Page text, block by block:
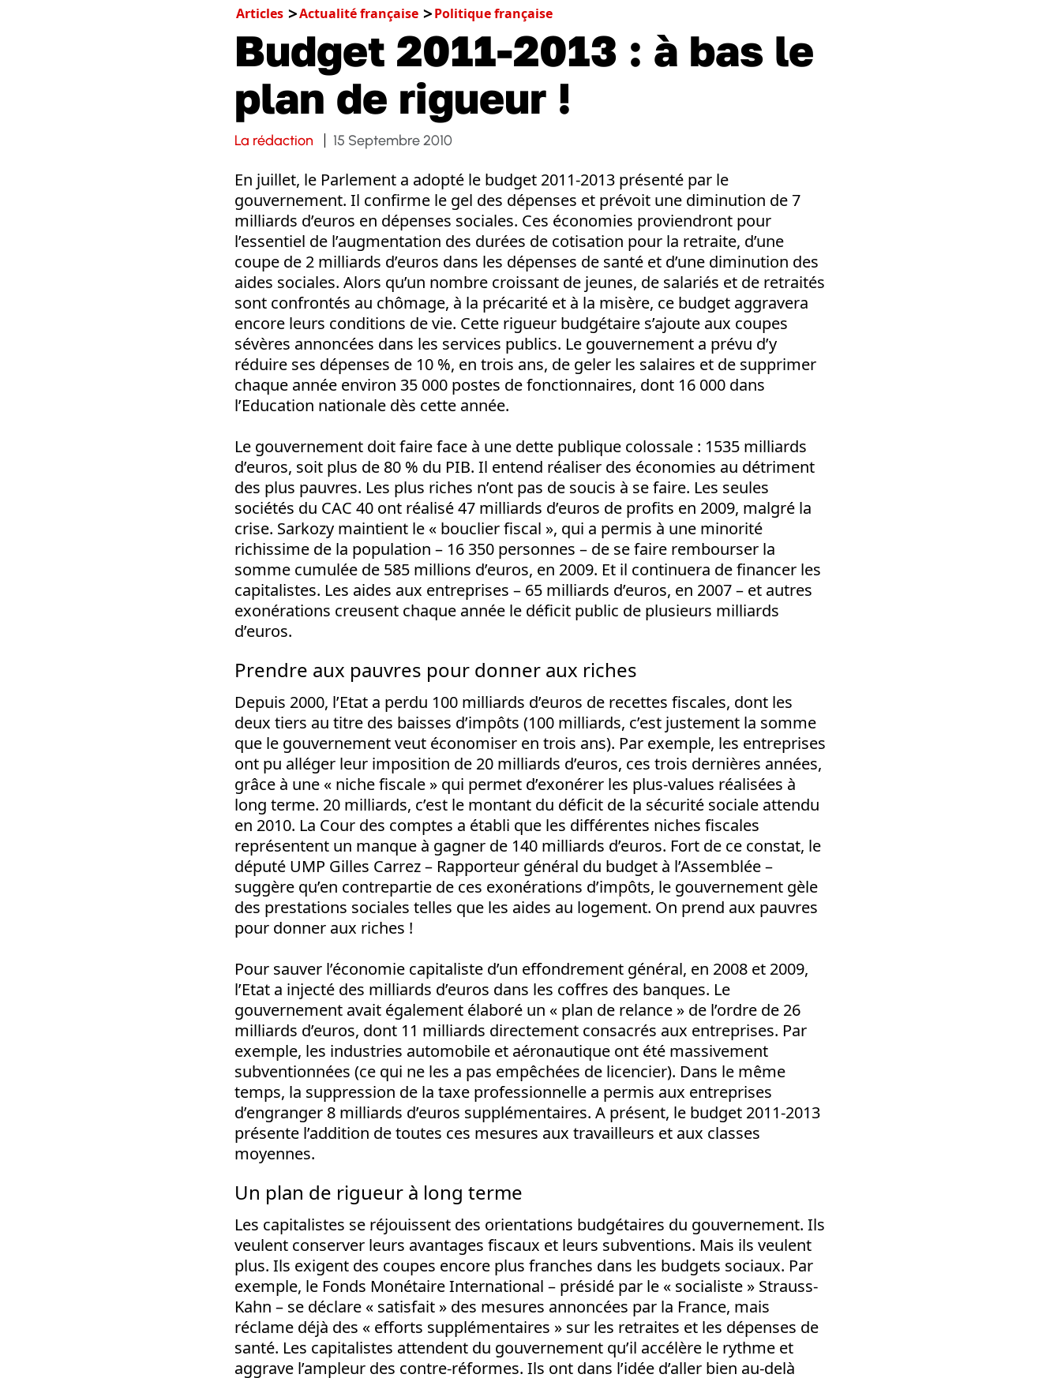
Articles Actualité française Politique française
Budget 2011-2013 : à bas le
plan de rigueur !
La rédaction 15 Septembre 2010
En juillet, le Parlement a adopté le budget 2011-2013 présenté par le
gouvernement. Il confirme le gel des dépenses et prévoit une diminution de 7
milliards d’euros en dépenses sociales. Ces économies proviendront pour
l’essentiel de l’augmentation des durées de cotisation pour la retraite, d’une
coupe de 2 milliards d’euros dans les dépenses de santé et d’une diminution des
aides sociales. Alors qu’un nombre croissant de jeunes, de salariés et de retraités
sont confrontés au chômage, à la précarité et à la misère, ce budget aggravera
encore leurs conditions de vie. Cette rigueur budgétaire s’ajoute aux coupes
sévères annoncées dans les services publics. Le gouvernement a prévu d’y
réduire ses dépenses de 10 %, en trois ans, de geler les salaires et de supprimer
chaque année environ 35 000 postes de fonctionnaires, dont 16 000 dans
l’Education nationale dès cette année.
Le gouvernement doit faire face à une dette publique colossale : 1535 milliards
d’euros, soit plus de 80 % du PIB. Il entend réaliser des économies au détriment
des plus pauvres. Les plus riches n’ont pas de soucis à se faire. Les seules
sociétés du CAC 40 ont réalisé 47 milliards d’euros de profits en 2009, malgré la
crise. Sarkozy maintient le « bouclier fiscal », qui a permis à une minorité
richissime de la population – 16 350 personnes – de se faire rembourser la
somme cumulée de 585 millions d’euros, en 2009. Et il continuera de financer les
capitalistes. Les aides aux entreprises – 65 milliards d’euros, en 2007 – et autres
exonérations creusent chaque année le déficit public de plusieurs milliards
d’euros.
Prendre aux pauvres pour donner aux riches
Depuis 2000, l’Etat a perdu 100 milliards d’euros de recettes fiscales, dont les
deux tiers au titre des baisses d’impôts (100 milliards, c’est justement la somme
que le gouvernement veut économiser en trois ans). Par exemple, les entreprises
ont pu alléger leur imposition de 20 milliards d’euros, ces trois dernières années,
grâce à une « niche fiscale » qui permet d’exonérer les plus-values réalisées à
long terme. 20 milliards, c’est le montant du déficit de la sécurité sociale attendu
en 2010. La Cour des comptes a établi que les différentes niches fiscales
représentent un manque à gagner de 140 milliards d’euros. Fort de ce constat, le
député UMP Gilles Carrez – Rapporteur général du budget à l’Assemblée –
suggère qu’en contrepartie de ces exonérations d’impôts, le gouvernement gèle
des prestations sociales telles que les aides au logement. On prend aux pauvres
pour donner aux riches !
Pour sauver l’économie capitaliste d’un effondrement général, en 2008 et 2009,
l’Etat a injecté des milliards d’euros dans les coffres des banques. Le
gouvernement avait également élaboré un « plan de relance » de l’ordre de 26
milliards d’euros, dont 11 milliards directement consacrés aux entreprises. Par
exemple, les industries automobile et aéronautique ont été massivement
subventionnées (ce qui ne les a pas empêchées de licencier). Dans le même
temps, la suppression de la taxe professionnelle a permis aux entreprises
d’engranger 8 milliards d’euros supplémentaires. A présent, le budget 2011-2013
présente l’addition de toutes ces mesures aux travailleurs et aux classes
moyennes.
Un plan de rigueur à long terme
Les capitalistes se réjouissent des orientations budgétaires du gouvernement. Ils
veulent conserver leurs avantages fiscaux et leurs subventions. Mais ils veulent
plus. Ils exigent des coupes encore plus franches dans les budgets sociaux. Par
exemple, le Fonds Monétaire International – présidé par le « socialiste » Strauss-
Kahn – se déclare « satisfait » des mesures annoncées par la France, mais
réclame déjà des « efforts supplémentaires » sur les retraites et les dépenses de
santé. Les capitalistes attendent du gouvernement qu’il accélère le rythme et
aggrave l’ampleur des contre-réformes. Ils ont dans l’idée d’aller bien au-delà